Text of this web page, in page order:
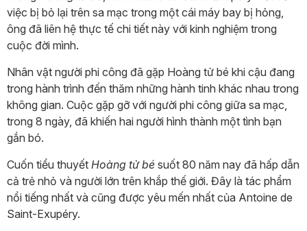
việc bị bỏ lại trên sa mạc trong một cái máy bay bị hỏng,
ông đã liên hệ thực tế chi tiết này với kinh nghiệm trong
cuộc đời mình.
Nhân vật người phi công đã gặp Hoàng tử bé khi cậu đang
trong hành trình đến thăm những hành tinh khác nhau trong
không gian. Cuộc gặp gỡ với người phi công giữa sa mạc,
trong 8 ngày, đã khiến hai người hình thành một tình bạn
gắn bó.
Cuốn tiểu thuyết Hoàng tử bé suốt 80 năm nay đã hấp dẫn
cả trẻ nhỏ và người lớn trên khắp thế giới. Đây là tác phẩm
nổi tiếng nhất và cũng được yêu mến nhất của Antoine de
Saint-Exupéry.